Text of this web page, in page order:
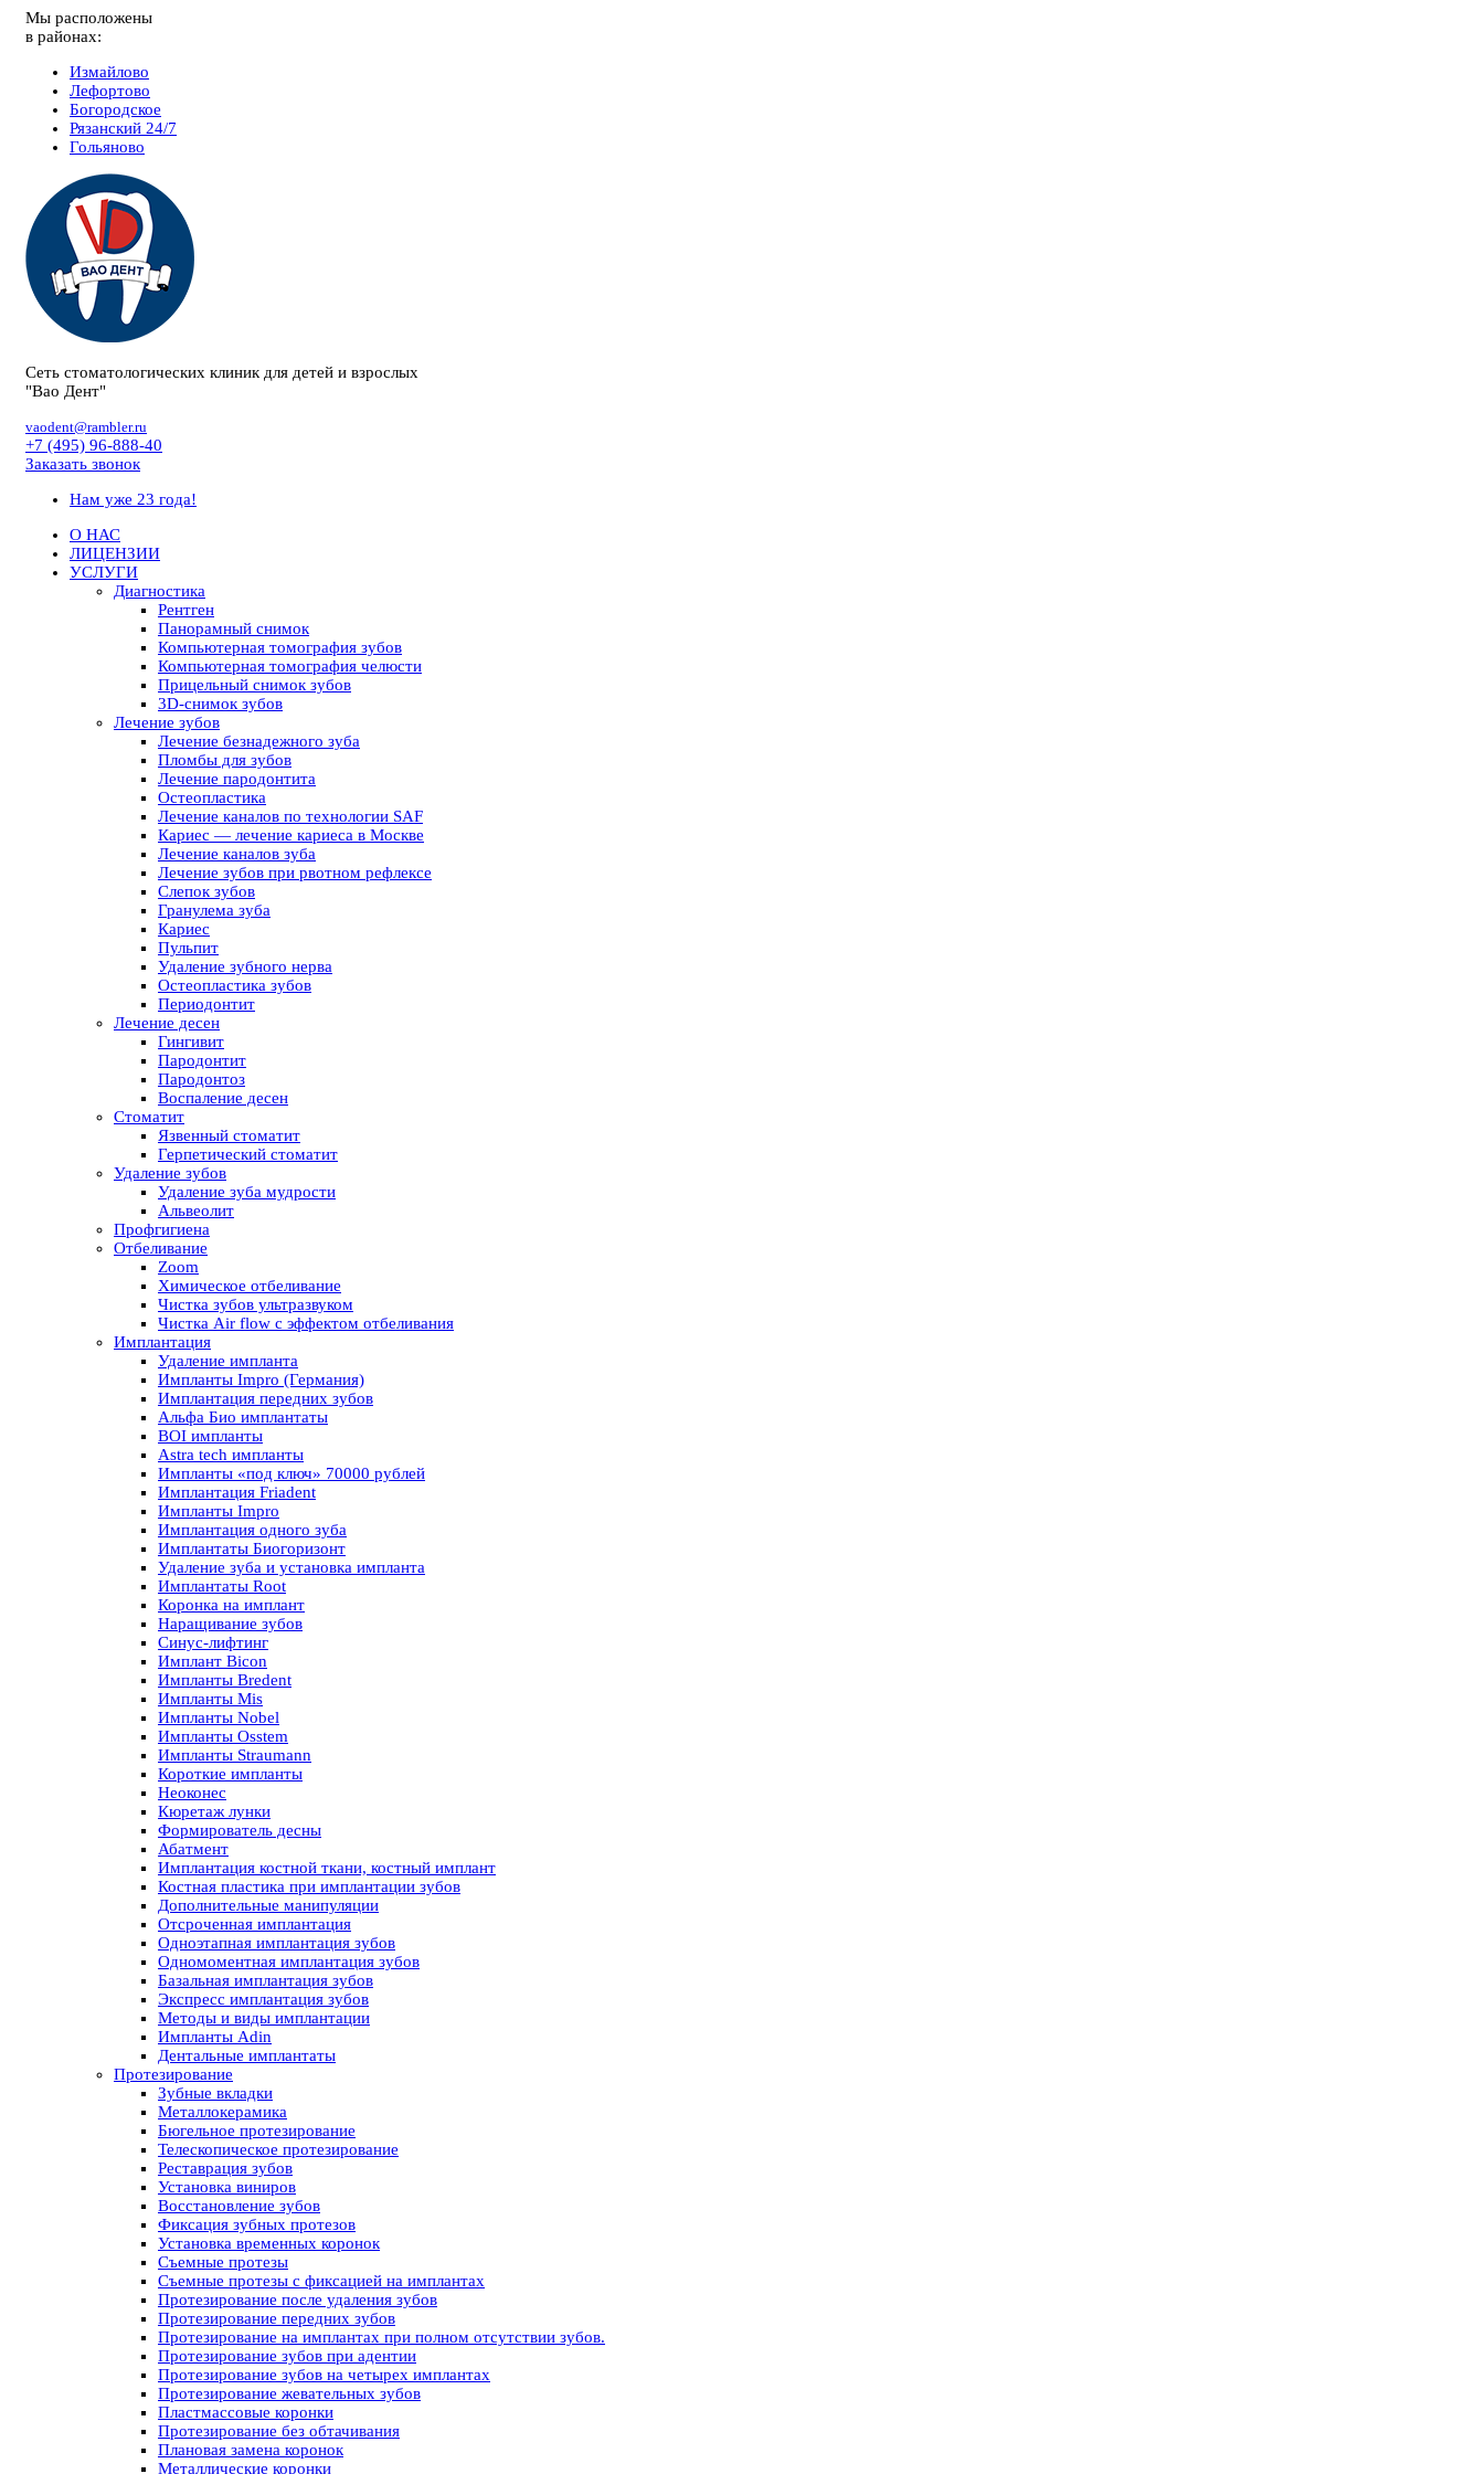
Мы расположены
в районах:
Измайлово
Лефортово
Богородское
Рязанский 24/7
Гольяново
Сеть стоматологических клиник для детей и взрослых
"Вао Дент"
vaodent@rambler.ru
+7 (495) 96-888-40
Заказать звонок
Нам уже 23 года!
О НАС
ЛИЦЕНЗИИ
УСЛУГИ
Диагностика
Рентген
Панорамный снимок
Компьютерная томография зубов
Компьютерная томография челюсти
Прицельный снимок зубов
3D-снимок зубов
Лечение зубов
Лечение безнадежного зуба
Пломбы для зубов
Лечение пародонтита
Остеопластика
Лечение каналов по технологии SAF
Кариес — лечение кариеса в Москве
Лечение каналов зуба
Лечение зубов при рвотном рефлексе
Слепок зубов
Гранулема зуба
Кариес
Пульпит
Удаление зубного нерва
Остеопластика зубов
Периодонтит
Лечение десен
Гингивит
Пародонтит
Пародонтоз
Воспаление десен
Cтоматит
Язвенный стоматит
Герпетический стоматит
Удаление зубов
Удаление зуба мудрости
Альвеолит
Профгигиена
Отбеливание
Zoom
Химическое отбеливание
Чистка зубов ультразвуком
Чистка Air flow с эффектом отбеливания
Имплантация
Удаление импланта
Импланты Impro (Германия)
Имплантация передних зубов
Альфа Био имплантаты
BOI импланты
Astra tech импланты
Импланты «под ключ» 70000 рублей
Имплантация Friadent
Импланты Impro
Имплантация одного зуба
Имплантаты Биогоризонт
Удаление зуба и установка импланта
Имплантаты Root
Коронка на имплант
Наращивание зубов
Синус-лифтинг
Имплант Bicon
Импланты Bredent
Импланты Mis
Импланты Nobel
Импланты Osstem
Импланты Straumann
Короткие импланты
Неоконес
Кюретаж лунки
Формирователь десны
Абатмент
Имплантация костной ткани, костный имплант
Костная пластика при имплантации зубов
Дополнительные манипуляции
Отсроченная имплантация
Одноэтапная имплантация зубов
Одномоментная имплантация зубов
Базальная имплантация зубов
Экспресс имплантация зубов
Методы и виды имплантации
Импланты Adin
Дентальные имплантаты
Протезирование
Зубные вкладки
Металлокерамика
Бюгельное протезирование
Телескопическое протезирование
Реставрация зубов
Установка виниров
Восстановление зубов
Фиксация зубных протезов
Установка временных коронок
Съемные протезы
Съемные протезы с фиксацией на имплантах
Протезирование после удаления зубов
Протезирование передних зубов
Протезирование на имплантах при полном отсутствии зубов.
Протезирование зубов при адентии
Протезирование зубов на четырех имплантах
Протезирование жевательных зубов
Пластмассовые коронки
Протезирование без обтачивания
Плановая замена коронок
Металлические коронки